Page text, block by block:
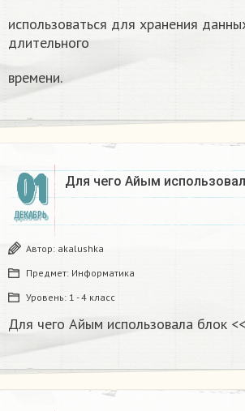
использоваться для хранения
длительного
времени.
01
ДЕКАБРЬ
Для чего Айым
Автор: akalushka
Предмет: Информатика
Уровень: 1 - 4 класс
Для чего Айым использовала блок